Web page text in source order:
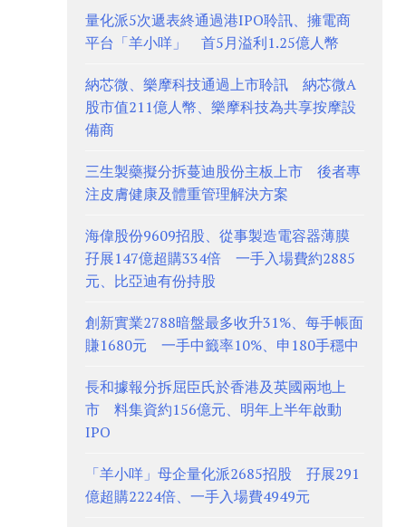
量化派5次遞表終通過港IPO聆訊、擁電商
平台「羊小咩」 首5月溢利1.25億人幣
納芯微、樂摩科技通過上市聆訊 納芯微A
股市值211億人幣、樂摩科技為共享按摩設
備商
三生製藥擬分拆蔓迪股份主板上市 後者專
注皮膚健康及體重管理解決方案
海偉股份9609招股、從事製造電容器薄膜
孖展147億超購334倍 一手入場費約2885
元、比亞迪有份持股
創新實業2788暗盤最多收升31%、每手帳面
賺1680元 一手中籤率10%、申180手穩中
長和據報分拆屈臣氏於香港及英國兩地上
市 料集資約156億元、明年上半年啟動
IPO
「羊小咩」母企量化派2685招股 孖展291
億超購2224倍、一手入場費4949元